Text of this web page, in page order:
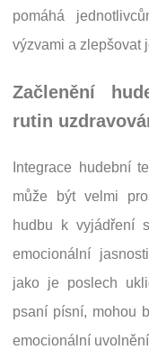
pomáhá
výzvami a zlepšovat
Začlenění
rutin
Integrace hudební
může být velmi
hudbu k vyjádření
emocionální
jako je poslech
psaní písní, mohou
emocionální